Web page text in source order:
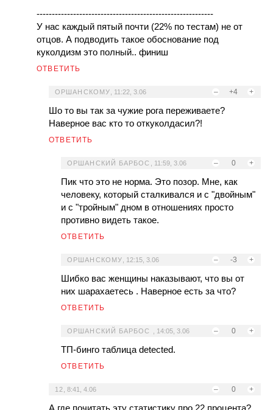
----------------------------------------------------------
У нас каждый пятый почти (22% по тестам) не от
отцов. А подводить такое обоснование под
куколдизм это полный.. финиш
ОТВЕТИТЬ
– +4 +
ОРШАНСКОМУ 11:22, 3.06
Шо то вы так за чужие рога переживаете?
Наверное вас кто то откуколдасил?!
ОТВЕТИТЬ
– 0 +
ОРШАНСКИЙ БАРБОС 11:59, 3.06
Пик что это не норма. Это позор. Мне, как
человеку, который сталкивался и с "двойным"
и с "тройным" дном в отношениях просто
противно видеть такое.
ОТВЕТИТЬ
– -3 +
ОРШАНСКОМУ 12:15, 3.06
Шибко вас женщины наказывают, что вы от
них шарахаетесь . Наверное есть за что?
ОТВЕТИТЬ
– 0 +
ОРШАНСКИЙ БАРБОС 14:05, 3.06
ТП-бинго таблица detected.
ОТВЕТИТЬ
– 0 +
12 ,8:41, 4.06
А где почитать эту статистику про 22 процента?